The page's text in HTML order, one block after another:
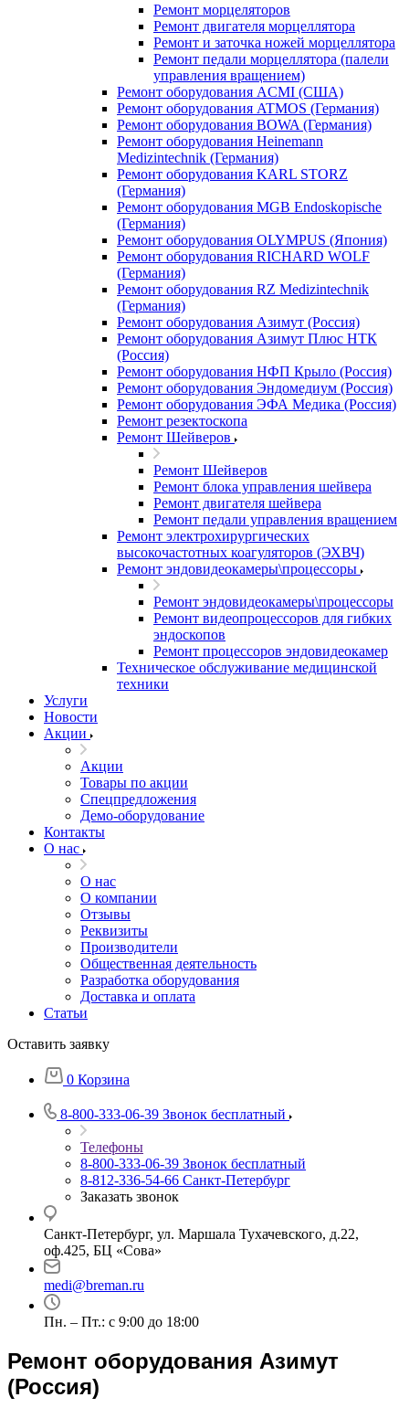
Ремонт морцеляторов
Ремонт двигателя морцеллятора
Ремонт и заточка ножей морцеллятора
Ремонт педали морцеллятора (палели
управления вращением)
Ремонт оборудования ACMI (США)
Ремонт оборудования ATMOS (Германия)
Ремонт оборудования BOWA (Германия)
Ремонт оборудования Heinemann
Medizintechnik (Германия)
Ремонт оборудования KARL STORZ
(Германия)
Ремонт оборудования MGB Endoskopische
(Германия)
Ремонт оборудования OLYMPUS (Япония)
Ремонт оборудования RICHARD WOLF
(Германия)
Ремонт оборудования RZ Medizintechnik
(Германия)
Ремонт оборудования Азимут (Россия)
Ремонт оборудования Азимут Плюс НТК
(Россия)
Ремонт оборудования НФП Крыло (Россия)
Ремонт оборудования Эндомедиум (Россия)
Ремонт оборудования ЭФА Медика (Россия)
Ремонт резектоскопа
Ремонт Шейверов
Ремонт Шейверов
Ремонт блока управления шейвера
Ремонт двигателя шейвера
Ремонт педали управления вращением
Ремонт электрохирургических
высокочастотных коагуляторов (ЭХВЧ)
Ремонт эндовидеокамеры\процессоры
Ремонт эндовидеокамеры\процессоры
Ремонт видеопроцессоров для гибких
эндоскопов
Ремонт процессоров эндовидеокамер
Техническое обслуживание медицинской
техники
Услуги
Новости
Акции
Акции
Товары по акции
Спецпредложения
Демо-оборудование
Контакты
О нас
О нас
О компании
Отзывы
Реквизиты
Производители
Общественная деятельность
Разработка оборудования
Доставка и оплата
Статьи
Оставить заявку
0 Корзина
8-800-333-06-39 Звонок бесплатный
Телефоны
8-800-333-06-39 Звонок бесплатный
8-812-336-54-66 Санкт-Петербург
Заказать звонок
Санкт-Петербург, ул. Маршала Тухачевского, д.22,
оф.425, БЦ «Сова»
medi@breman.ru
Пн. – Пт.: с 9:00 до 18:00
Ремонт оборудования Азимут
(Россия)